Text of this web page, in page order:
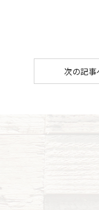
次の記事